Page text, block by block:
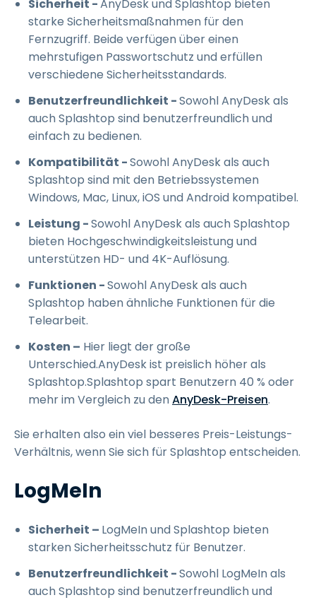
Sicherheit -AnyDesk und Splashtop bieten
starke Sicherheitsmaßnahmen für den
Fernzugriff. Beide verfügen über einen
mehrstufigen Passwortschutz und erfüllen
verschiedene Sicherheitsstandards.
Benutzerfreundlichkeit -Sowohl AnyDesk als
auch Splashtop sind benutzerfreundlich und
einfach zu bedienen.
Kompatibilität -Sowohl AnyDesk als auch
Splashtop sind mit den Betriebssystemen
Windows, Mac, Linux, iOS und Android kompatibel.
Leistung -Sowohl AnyDesk als auch Splashtop
bieten Hochgeschwindigkeitsleistung und
unterstützen HD- und 4K-Auflösung.
Funktionen -Sowohl AnyDesk als auch
Splashtop haben ähnliche Funktionen für die
Telearbeit.
Kosten – Hier liegt der große
Unterschied.AnyDesk ist preislich höher als
Splashtop.Splashtop spart Benutzern 40 % oder
mehr im Vergleich zu denAnyDesk-Preisen.
Sie erhalten also ein viel besseres Preis-Leistungs-
Verhältnis, wenn Sie sich für Splashtop entscheiden.
LogMeIn
Sicherheit – LogMeIn und Splashtop bieten
starken Sicherheitsschutz für Benutzer.
Benutzerfreundlichkeit -Sowohl LogMeIn als
auch Splashtop sind benutzerfreundlich und